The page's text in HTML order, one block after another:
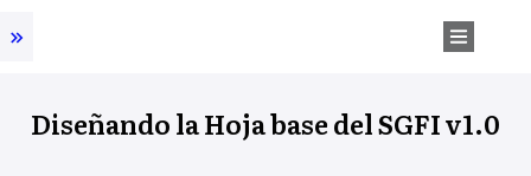
Diseñando la Hoja base del SGFI v1.0